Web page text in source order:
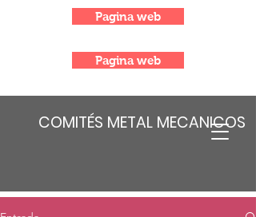
COMITÉS METAL MECANICOS
Pagina web
Pagina web